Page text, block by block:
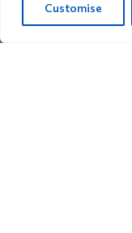
Customise